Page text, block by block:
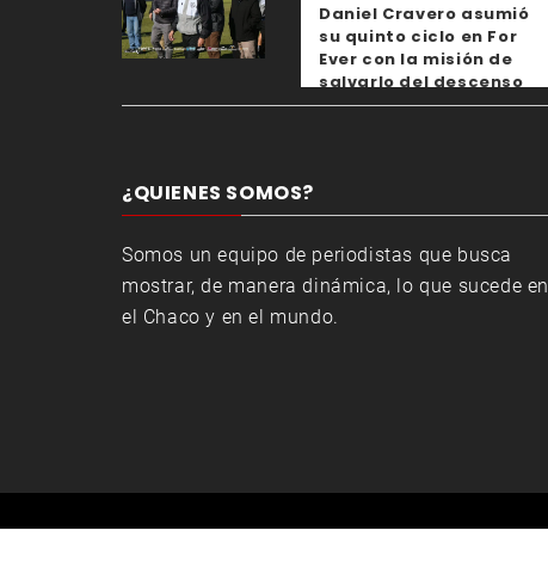
Daniel Cravero asumió
su quinto ciclo en For
Ever con la misión de
salvarlo del descenso
¿QUIENES SOMOS?
Somos un equipo de periodistas que busca
mostrar, de manera dinámica, lo que sucede en
el Chaco y en el mundo.